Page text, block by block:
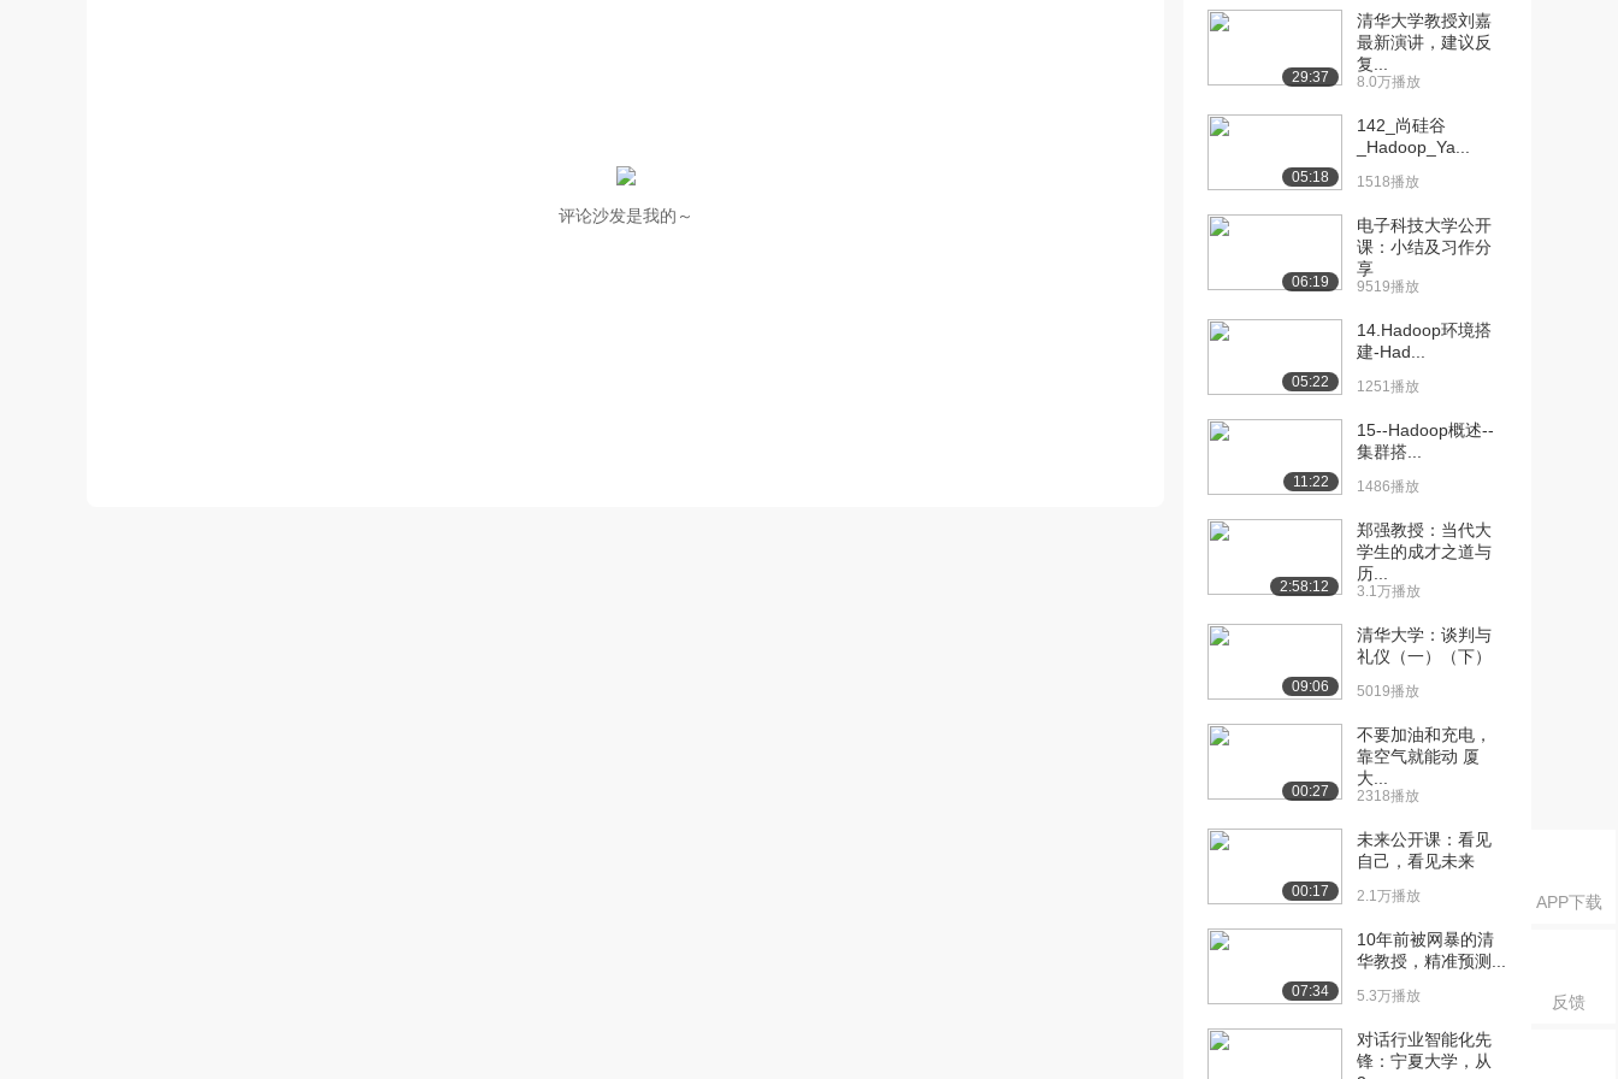
APP下载
反馈
评论沙发是我的～
[10] 厦门大学公开课：
Hadoop项目结...
3.3万播放
09:45
[11] 厦门大学公开课：
[12] 厦门大学公开课：
12:51
[13] 厦门大学公开课：
待播放
[14] 厦门大学公开课：分
07:18
[15] 厦门大学公开课：
14:02
HDFS体系结构
HDFS存储原理
HDFS读数据过程
[19] 厦门大学公开课：
HDFS写数据过程
[20] 厦门大学公开课：
HDFS编程实践
2.0万播放
29:37
清华大学教授刘嘉
最新演讲，建议反
复...
8.0万播放
05:18
142_尚硅谷
_Hadoop_Ya...
1518播放
06:19
电子科技大学公开
课：小结及习作分
享
9519播放
05:22
14.Hadoop环境搭
建-Had...
1251播放
11:22
15--Hadoop概述--
集群搭...
1486播放
2:58:12
郑强教授：当代大
学生的成才之道与
历...
3.1万播放
09:06
清华大学：谈判与
礼仪（一）（下）
5019播放
00:27
不要加油和充电，
靠空气就能动 厦
大...
2318播放
00:17
未来公开课：看见
自己，看见未来
2.1万播放
07:34
10年前被网暴的清
华教授，精准预测...
5.3万播放
对话行业智能化先
锋：宁夏大学，从